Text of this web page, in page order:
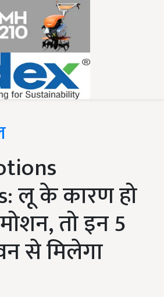
लू के कारण हो
तो इन 5
से मिलेगा